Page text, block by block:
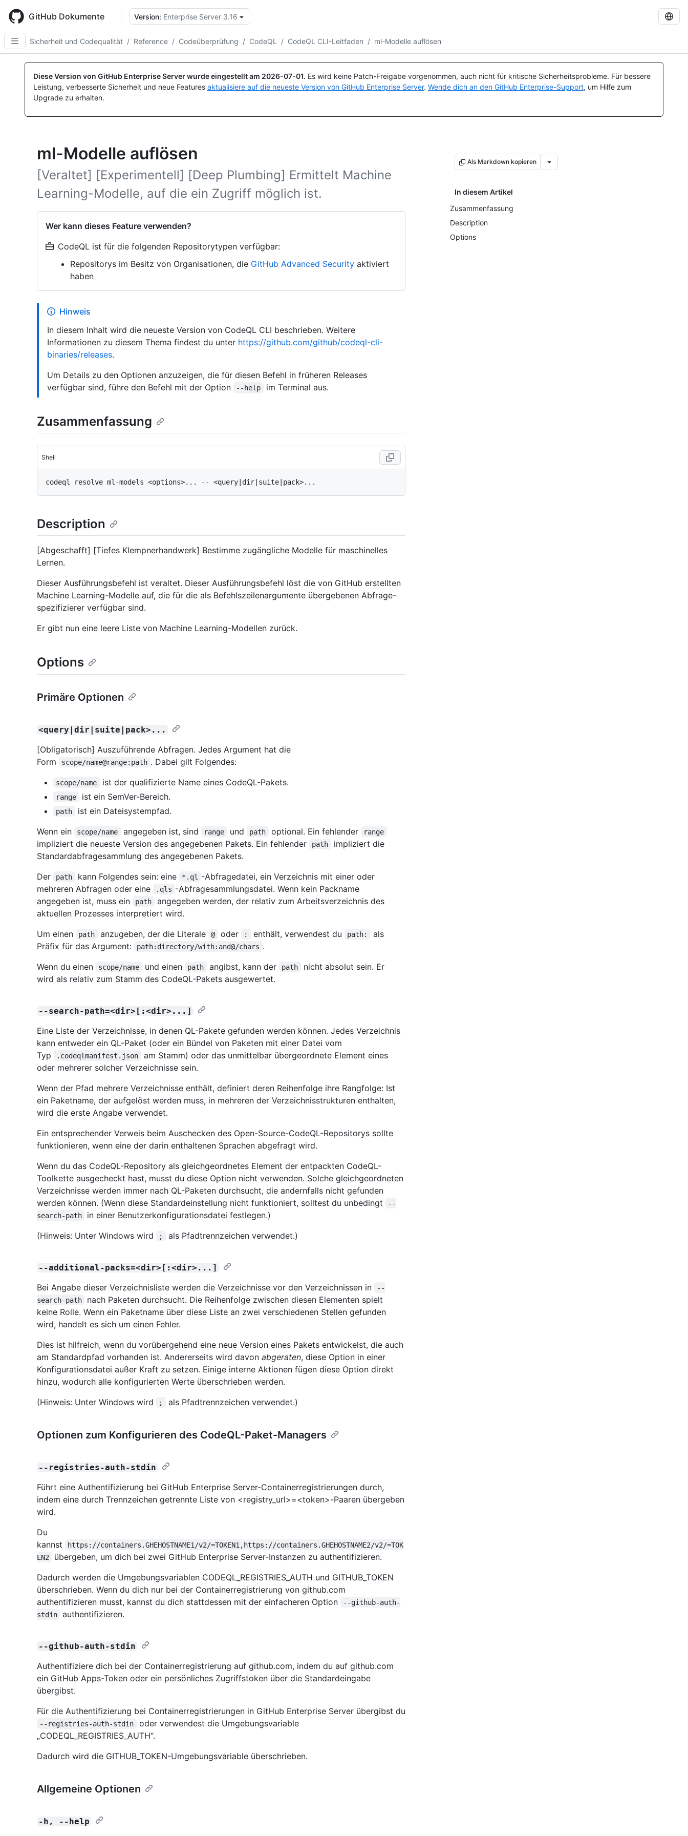
main
content
GitHub Dokumente Version: Enterprise Server 3.16
Sicherheit und Codequalität / Reference / Codeüberprüfung / CodeQL / CodeQL CLI-Leitfaden / ml-Modelle auflösen
Diese Version von GitHub Enterprise Server wurde eingestellt am 2026-07-01. Es wird keine Patch-Freigabe vorgenommen, auch nicht für kritische Sicherheitsprobleme. Für bessere
Leistung, verbesserte Sicherheit und neue Features aktualisiere auf die neueste Version von GitHub Enterprise Server. Wende dich an den GitHub Enterprise-Support, um Hilfe zum
Upgrade zu erhalten.
ml-Modelle auflösen
[Veraltet] [Experimentell] [Deep Plumbing] Ermittelt Machine
Learning-Modelle, auf die ein Zugriff möglich ist.
Wer kann dieses Feature verwenden?
CodeQL ist für die folgenden Repositorytypen verfügbar:
Repositorys im Besitz von Organisationen, die GitHub Advanced Security aktiviert
haben
Als Markdown kopieren
In diesem Artikel
Zusammenfassung
Description
Options
Hinweis
In diesem Inhalt wird die neueste Version von CodeQL CLI beschrieben. Weitere
Informationen zu diesem Thema findest du unter https://github.com/github/codeql-cli-
binaries/releases.
Um Details zu den Optionen anzuzeigen, die für diesen Befehl in früheren Releases
verfügbar sind, führe den Befehl mit der Option
--help im Terminal aus.
Zusammenfassung
Shell
Description
[Abgeschafft] [Tiefes Klempnerhandwerk] Bestimme zugängliche Modelle für maschinelles
Lernen.
Dieser Ausführungsbefehl ist veraltet. Dieser Ausführungsbefehl löst die von GitHub erstellten
Machine Learning-Modelle auf, die für die als Befehlszeilenargumente übergebenen Abfrage-
spezifizierer verfügbar sind.
Er gibt nun eine leere Liste von Machine Learning-Modellen zurück.
Options
Primäre Optionen
<query|dir|suite|pack>...
[Obligatorisch] Auszuführende Abfragen. Jedes Argument hat die
Form
scope/name@range:path . Dabei gilt Folgendes:
scope/name ist der qualifizierte Name eines CodeQL-Pakets.
range ist ein SemVer-Bereich.
path
ist ein Dateisystempfad.
Wenn ein
scope/name angegeben ist, sind range und path optional. Ein fehlender range
impliziert die neueste Version des angegebenen Pakets. Ein fehlender path
impliziert die
Standardabfragesammlung des angegebenen Pakets.
Der
path kann Folgendes sein: eine *.ql
-Abfragedatei, ein Verzeichnis mit einer oder
mehreren Abfragen oder eine
.qls -Abfragesammlungsdatei. Wenn kein Packname
angegeben ist, muss ein
path
angegeben werden, der relativ zum Arbeitsverzeichnis des
aktuellen Prozesses interpretiert wird.
Um einen
path anzugeben, der die Literale @ oder : enthält, verwendest du path:
als
Präfix für das Argument:
path:directory/with:and@/chars .
Wenn du einen
scope/name und einen path angibst, kann der path
nicht absolut sein. Er
wird als relativ zum Stamm des CodeQL-Pakets ausgewertet.
--search-path=<dir>[:<dir>...]
Eine Liste der Verzeichnisse, in denen QL-Pakete gefunden werden können. Jedes Verzeichnis
kann entweder ein QL-Paket (oder ein Bündel von Paketen mit einer Datei vom
Typ
.codeqlmanifest.json
am Stamm) oder das unmittelbar übergeordnete Element eines
oder mehrerer solcher Verzeichnisse sein.
Wenn der Pfad mehrere Verzeichnisse enthält, definiert deren Reihenfolge ihre Rangfolge: Ist
ein Paketname, der aufgelöst werden muss, in mehreren der Verzeichnisstrukturen enthalten,
wird die erste Angabe verwendet.
Ein entsprechender Verweis beim Auschecken des Open-Source-CodeQL-Repositorys sollte
funktionieren, wenn eine der darin enthaltenen Sprachen abgefragt wird.
Wenn du das CodeQL-Repository als gleichgeordnetes Element der entpackten CodeQL-
Toolkette ausgecheckt hast, musst du diese Option nicht verwenden. Solche gleichgeordneten
Verzeichnisse werden immer nach QL-Paketen durchsucht, die andernfalls nicht gefunden
werden können. (Wenn diese Standardeinstellung nicht funktioniert, solltest du unbedingt
--
search-path
in einer Benutzerkonfigurationsdatei festlegen.)
(Hinweis: Unter Windows wird
; als Pfadtrennzeichen verwendet.)
--additional-packs=<dir>[:<dir>...]
Bei Angabe dieser Verzeichnisliste werden die Verzeichnisse vor den Verzeichnissen in
--
search-path
nach Paketen durchsucht. Die Reihenfolge zwischen diesen Elementen spielt
keine Rolle. Wenn ein Paketname über diese Liste an zwei verschiedenen Stellen gefunden
wird, handelt es sich um einen Fehler.
Dies ist hilfreich, wenn du vorübergehend eine neue Version eines Pakets entwickelst, die auch
am Standardpfad vorhanden ist. Andererseits wird davon abgeraten, diese Option in einer
Konfigurationsdatei außer Kraft zu setzen. Einige interne Aktionen fügen diese Option direkt
hinzu, wodurch alle konfigurierten Werte überschrieben werden.
(Hinweis: Unter Windows wird
; als Pfadtrennzeichen verwendet.)
Optionen zum Konfigurieren des CodeQL-Paket-Managers
--registries-auth-stdin
Führt eine Authentifizierung bei GitHub Enterprise Server-Containerregistrierungen durch,
indem eine durch Trennzeichen getrennte Liste von <registry_url>=<token>-Paaren übergeben
wird.
Du
kannst
https://containers.GHEHOSTNAME1/v2/=TOKEN1,https://containers.GHEHOSTNAME2/v2/=TOK
EN2
übergeben, um dich bei zwei GitHub Enterprise Server-Instanzen zu authentifizieren.
Dadurch werden die Umgebungsvariablen CODEQL_REGISTRIES_AUTH und GITHUB_TOKEN
überschrieben. Wenn du dich nur bei der Containerregistrierung von github.com
authentifizieren musst, kannst du dich stattdessen mit der einfacheren Option
--github-auth-
stdin
authentifizieren.
--github-auth-stdin
Authentifiziere dich bei der Containerregistrierung auf github.com, indem du auf github.com
ein GitHub Apps-Token oder ein persönliches Zugriffstoken über die Standardeingabe
übergibst.
Für die Authentifizierung bei Containerregistrierungen in GitHub Enterprise Server übergibst du
--registries-auth-stdin
oder verwendest die Umgebungsvariable
„CODEQL_REGISTRIES_AUTH“.
Dadurch wird die GITHUB_TOKEN-Umgebungsvariable überschrieben.
Allgemeine Optionen
-h, --help